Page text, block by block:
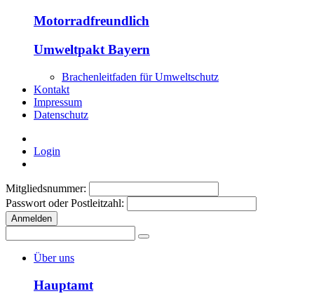
Motorradfreundlich
Umweltpakt Bayern
Brachenleitfaden für Umweltschutz
Kontakt
Impressum
Datenschutz
Login
Mitgliedsnummer:
Passwort oder Postleitzahl:
Anmelden
Über uns
Hauptamt